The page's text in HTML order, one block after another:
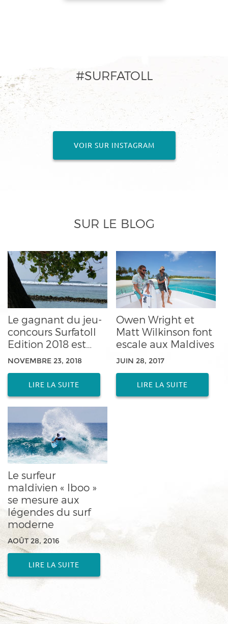
#SURFATOLL
VOIR SUR INSTAGRAM
SUR LE BLOG
Le gagnant du jeu-
concours Surfatoll
Edition 2018 est…
NOVEMBRE 23, 2018
LIRE LA SUITE
Owen Wright et
Matt Wilkinson font
escale aux Maldives
JUIN 28, 2017
LIRE LA SUITE
Le surfeur
maldivien « Iboo »
se mesure aux
légendes du surf
moderne
AOÛT 28, 2016
LIRE LA SUITE